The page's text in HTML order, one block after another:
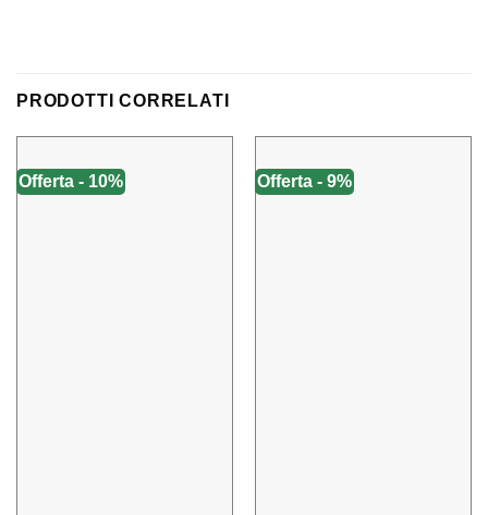
PRODOTTI CORRELATI
Offerta - 10% Offerta - 9%